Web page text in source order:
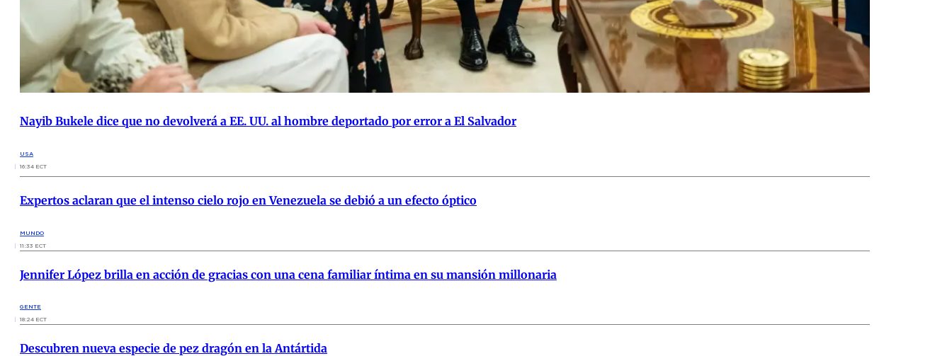
Nayib Bukele dice que no devolverá a EE. UU. al hombre deportado por error a El Salvador
USA
16:34 ECT
Expertos aclaran que el intenso cielo rojo en Venezuela se debió a un efecto óptico
MUNDO
11:33 ECT
Jennifer López brilla en acción de gracias con una cena familiar íntima en su mansión millonaria
GENTE
18:24 ECT
Descubren nueva especie de pez dragón en la Antártida